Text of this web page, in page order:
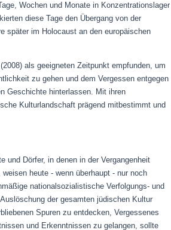
Wochen und Monate in Konzentrationslager
diese Tage den Übergang von der
später im Holocaust an den europäischen
als geeigneten Zeitpunkt empfunden, um
zu gehen und dem Vergessen entgegen
Geschichte hinterlassen. Mit ihren
Kulturlandschaft prägend mitbestimmt und
und Dörfer, in denen in der Vergangenheit
heute - wenn überhaupt - nur noch
nationalsozialistische Verfolgungs- und
der gesamten jüdischen Kultur
Spuren zu entdecken, Vergessenes
und Erkenntnissen zu gelangen, sollte